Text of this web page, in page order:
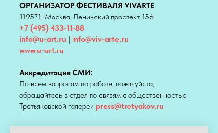
ОРГАНИЗАТОР ФЕСТИВАЛЯ VIVARTE
119571, Москва, Ленинский проспект 156
+7 (495) 433-11-88
info@u-art.ru | info@viv-arte.ru
www.u-art.ru
Аккредитация СМИ:
По всем вопросам по работе, пожалуйста,
обращайтесь в отдел по связям с общественностью
Третьяковской галереи press@tretyakov.ru